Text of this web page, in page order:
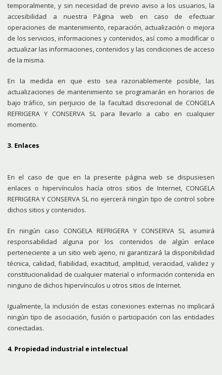
temporalmente, y sin necesidad de previo aviso a los usuarios, la
accesibilidad a nuestra Página web en caso de efectuar
operaciones de mantenimiento, reparación, actualización o mejora
de los servicios, informaciones y contenidos, así como a modificar o
actualizar las informaciones, contenidos y las condiciones de acceso
de la misma.
En la medida en que esto sea razonablemente posible, las
actualizaciones de mantenimiento se programarán en horarios de
bajo tráfico, sin perjuicio de la facultad discrecional de CONGELA
REFRIGERA Y CONSERVA SL para llevarlo a cabo en cualquier
momento.
3. Enlaces
En el caso de que en la presente página web se dispusiesen
enlaces o hipervínculos hacía otros sitios de Internet, CONGELA
REFRIGERA Y CONSERVA SL no ejercerá ningún tipo de control sobre
dichos sitios y contenidos.
En ningún caso CONGELA REFRIGERA Y CONSERVA SL asumirá
responsabilidad alguna por los contenidos de algún enlace
perteneciente a un sitio web ajeno, ni garantizará la disponibilidad
técnica, calidad, fiabilidad, exactitud, amplitud, veracidad, validez y
constitucionalidad de cualquier material o información contenida en
ninguno de dichos hipervínculos u otros sitios de Internet.
Igualmente, la inclusión de estas conexiones externas no implicará
ningún tipo de asociación, fusión o participación con las entidades
conectadas.
4. Propiedad industrial e intelectual